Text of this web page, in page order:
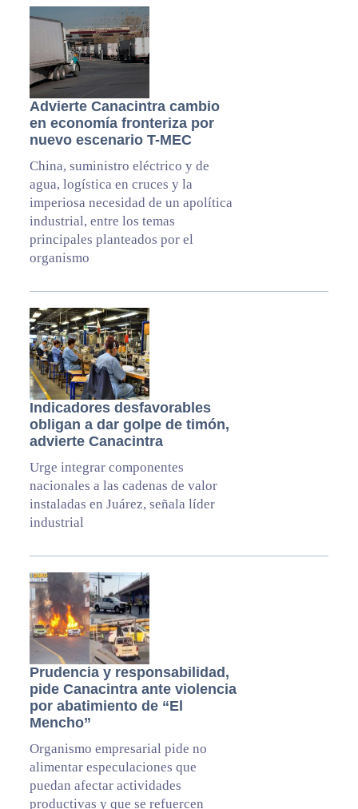
Advierte Canacintra cambio
en economía fronteriza por
nuevo escenario T-MEC
China, suministro eléctrico y de
agua, logística en cruces y la
imperiosa necesidad de un apolítica
industrial, entre los temas
principales planteados por el
organismo
Indicadores desfavorables
obligan a dar golpe de timón,
advierte Canacintra
Urge integrar componentes
nacionales a las cadenas de valor
instaladas en Juárez, señala líder
industrial
Prudencia y responsabilidad,
pide Canacintra ante violencia
por abatimiento de “El
Mencho”
Organismo empresarial pide no
alimentar especulaciones que
puedan afectar actividades
productivas y que se refuercen